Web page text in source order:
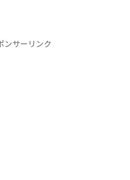
ンサーリンク